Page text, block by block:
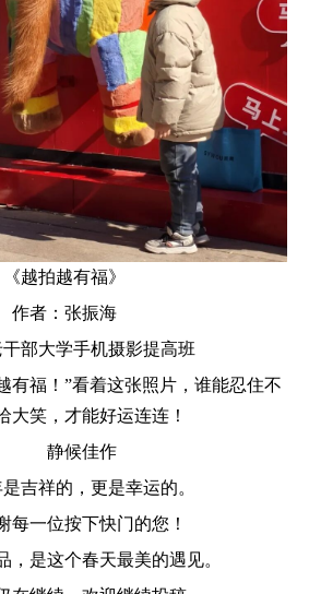
《越拍越有福》
作者：张振海
部大学手机摄影提高班
有福！”看着这张照片，谁能忍住不
大笑，才能好运连连！
静候佳作
祥的，更是幸运的。
一位按下快门的您！
是这个春天最美的遇见。